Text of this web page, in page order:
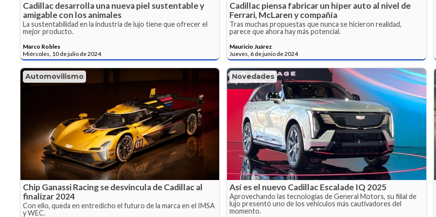
Cadillac desarrolla una nueva piel sustentable y
amigable con los animales
La sustentabilidad en la industria de lujo tiene que ofrecer el
mejor producto.
Marco Robles
Miércoles, 10 de julio de 2024
Cadillac piensa fabricar un híper auto al nivel de
Ferrari, McLaren y compañía
Tras muchas propuestas que nunca se hicieron realidad,
parece que ahora hay más potencial.
Mauricio Juárez
Jueves, 6 de junio de 2024
Automovilismo
Chip Ganassi Racing se desvincula de Cadillac al
finalizar 2024
Con ello, queda en entredicho el futuro de la marca en el IMSA
y WEC.
Novedades
Así es el nuevo Cadillac Escalade IQ 2025
Aprovechando las tecnologías de General Motors, su filial de
lujo presentó uno de los vehículos más cautivadores del
momento.